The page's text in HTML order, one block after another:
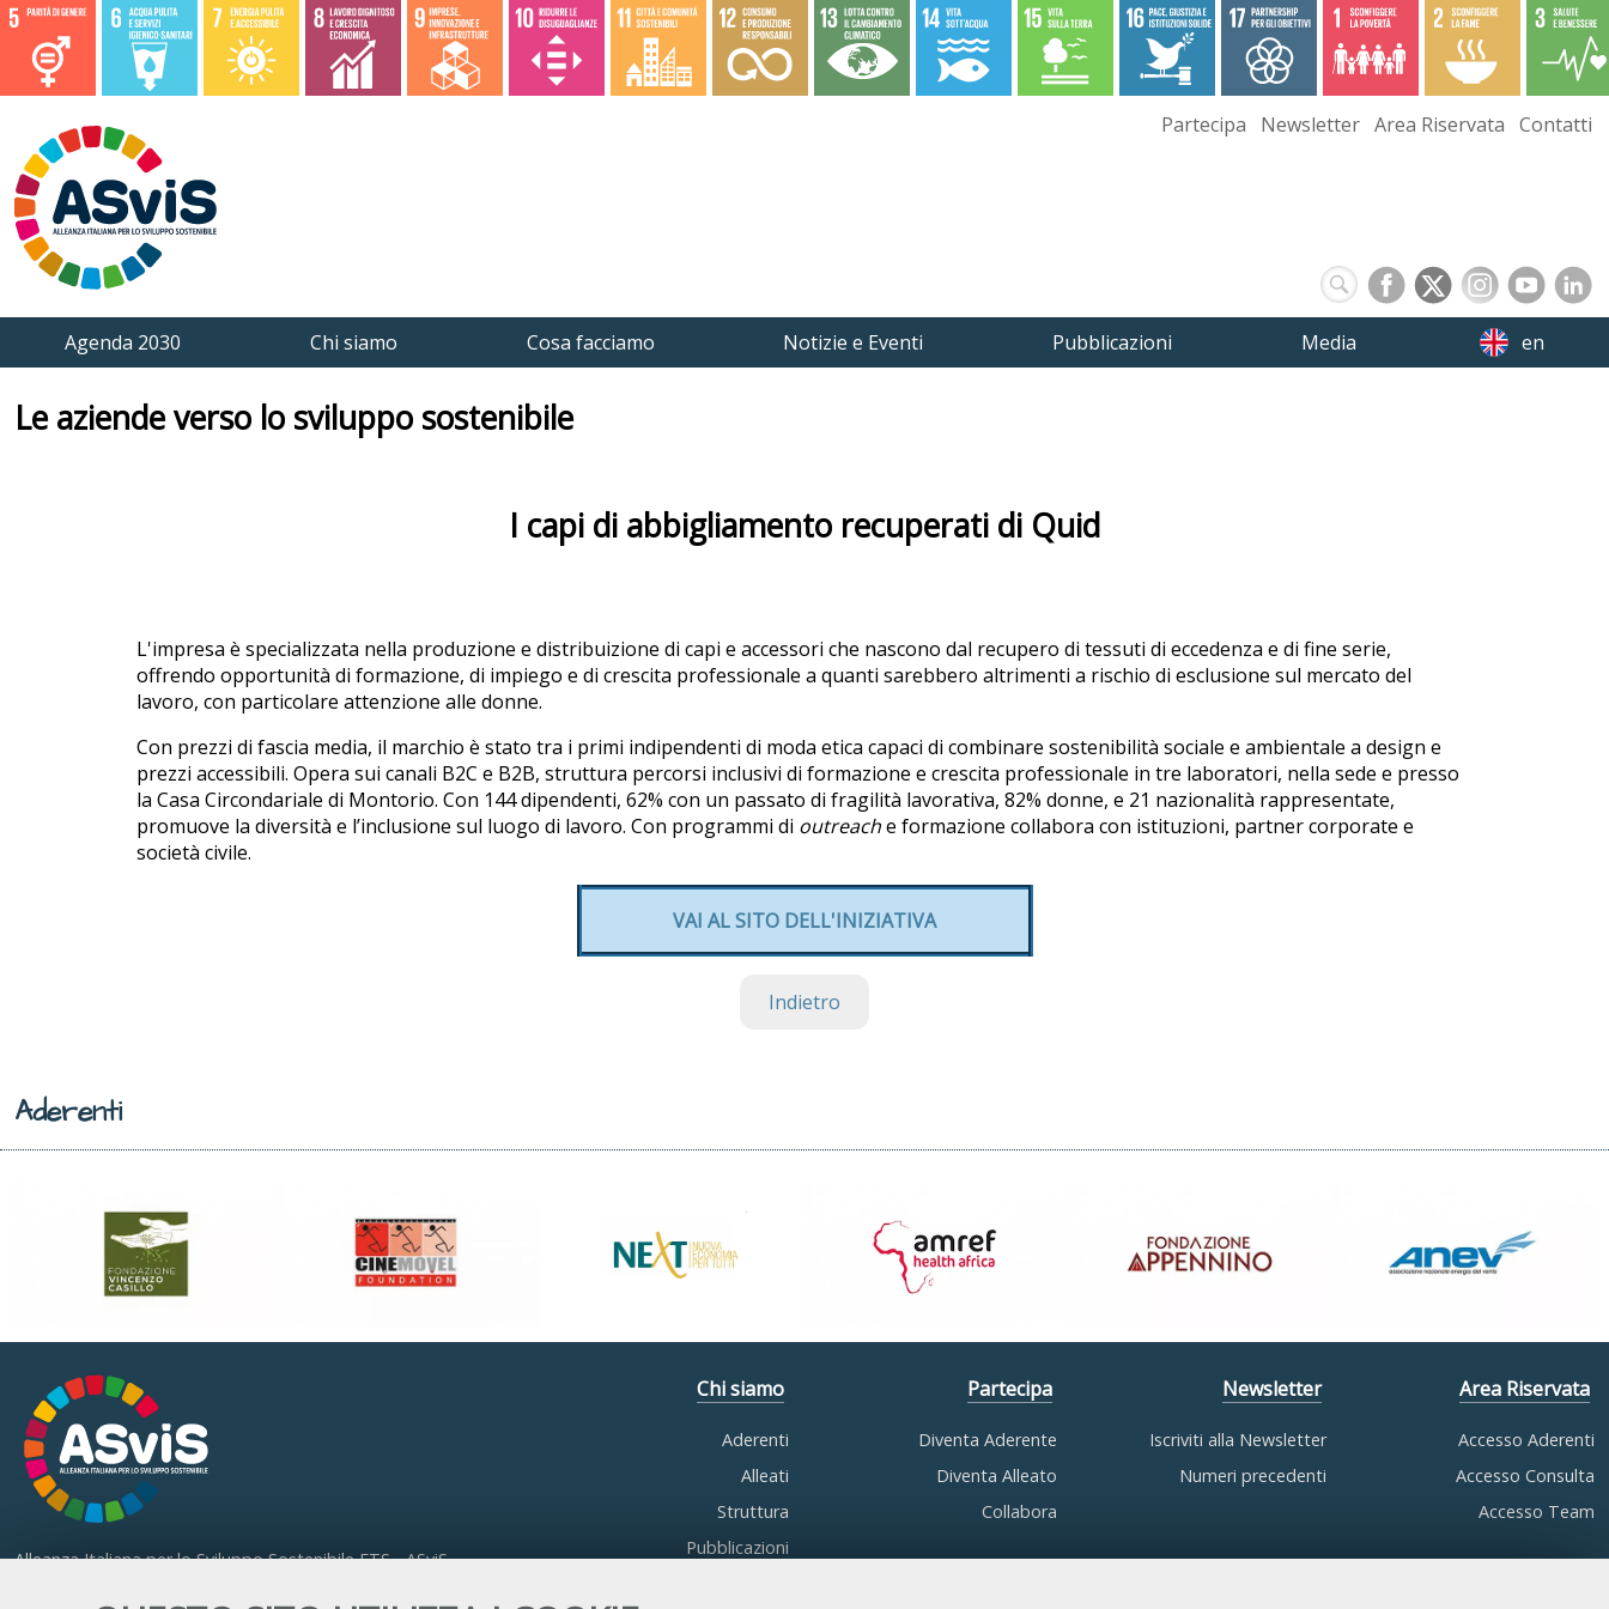
Partecipa Newsletter Area Riservata Contatti
Agenda 2030 Chi siamo Cosa facciamo Notizie e Eventi Pubblicazioni Media en
Le aziende verso lo sviluppo sostenibile
I capi di abbigliamento recuperati di Quid
L'impresa è specializzata nella produzione e distribuizione di capi e accessori che nascono dal recupero di tessuti di eccedenza e di fine serie,
offrendo opportunità di formazione, di impiego e di crescita professionale a quanti sarebbero altrimenti a rischio di esclusione sul mercato del
lavoro, con particolare attenzione alle donne.
Con prezzi di fascia media, il marchio è stato tra i primi indipendenti di moda etica capaci di combinare sostenibilità sociale e ambientale a design e
prezzi accessibili. Opera sui canali B2C e B2B, struttura percorsi inclusivi di formazione e crescita professionale in tre laboratori, nella sede e presso
la Casa Circondariale di Montorio. Con 144 dipendenti, 62% con un passato di fragilità lavorativa, 82% donne, e 21 nazionalità rappresentate,
promuove la diversità e l’inclusione sul luogo di lavoro. Con programmi di outreache formazione collabora con istituzioni, partner corporate e
società civile.
VAI AL SITO DELL'INIZIATIVA
Indietro
Aderenti
Alleanza Italiana per lo Sviluppo Sostenibile ETS - ASviS
Chi siamo
Aderenti
Alleati
Struttura
Pubblicazioni
Partecipa
Diventa Aderente
Diventa Alleato
Collabora
Newsletter
Iscriviti alla Newsletter
Numeri precedenti
Area Riservata
Accesso Aderenti
Accesso Consulta
Accesso Team